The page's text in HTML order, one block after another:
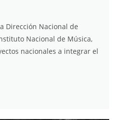
Dirección Nacional de
Nacional de Música,
nacionales a integrar el